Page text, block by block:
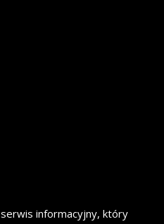
informacyjny, który